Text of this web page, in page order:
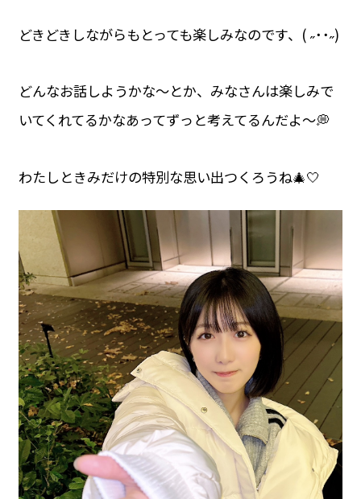
どきどきしながらもとっても楽しみなのです、( ˶˙˙˶)
どんなお話しようかな〜とか、みなさんは楽しみで
いてくれてるかなあってずっと考えてるんだよ〜💭
わたしときみだけの特別な思い出つくろうね🎄🤍